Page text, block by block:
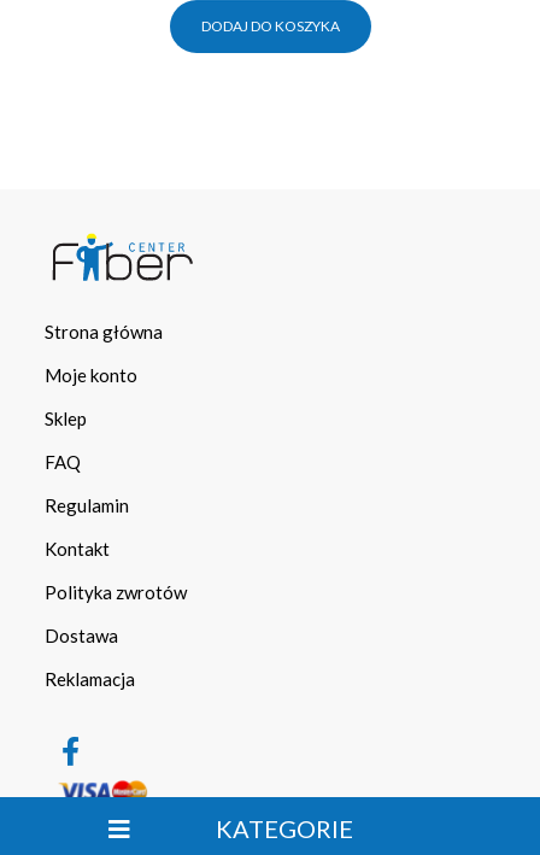
DODAJ DO KOSZYKA
KATEGORIE
Strona główna
Moje konto
Sklep
FAQ
Regulamin
Kontakt
Polityka zwrotów
Dostawa
Reklamacja